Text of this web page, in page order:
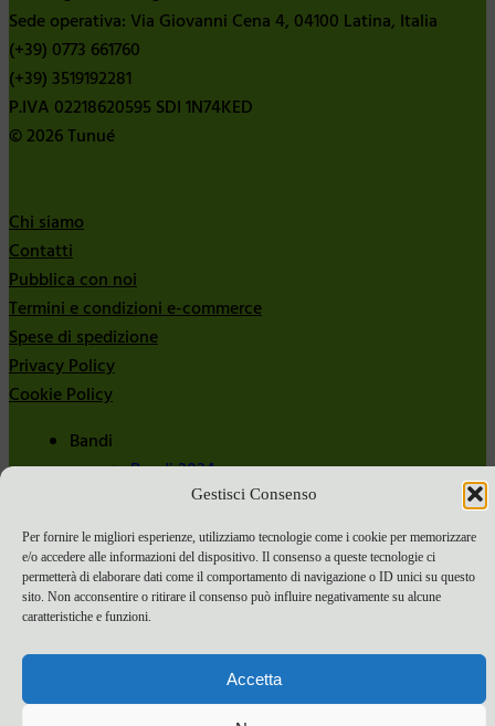
Gestisci Consenso
Per fornire le migliori esperienze, utilizziamo tecnologie come i cookie per memorizzare
e/o accedere alle informazioni del dispositivo. Il consenso a queste tecnologie ci
permetterà di elaborare dati come il comportamento di navigazione o ID unici su questo
sito. Non acconsentire o ritirare il consenso può influire negativamente su alcune
caratteristiche e funzioni.
Accetta
Sede operativa: Via Giovanni Cena 4, 04100 Latina, Italia
(+39) 0773 661760
(+39) 3519192281
P.IVA 02218620595 SDI 1N74KED
© 2026 Tunué
Chi siamo
Contatti
Pubblica con noi
Termini e condizioni e-commerce
Spese di spedizione
Privacy Policy
Cookie Policy
Bandi
Bandi 2024
Bandi 2025